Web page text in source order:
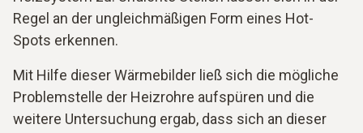
Regel an der ungleichmäßigen Form eines Hot-
Spots erkennen.
Mit Hilfe dieser Wärmebilder ließ sich die mögliche
Problemstelle der Heizrohre aufspüren und die
weitere Untersuchung ergab, dass sich an dieser